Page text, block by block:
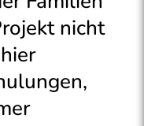
nicht